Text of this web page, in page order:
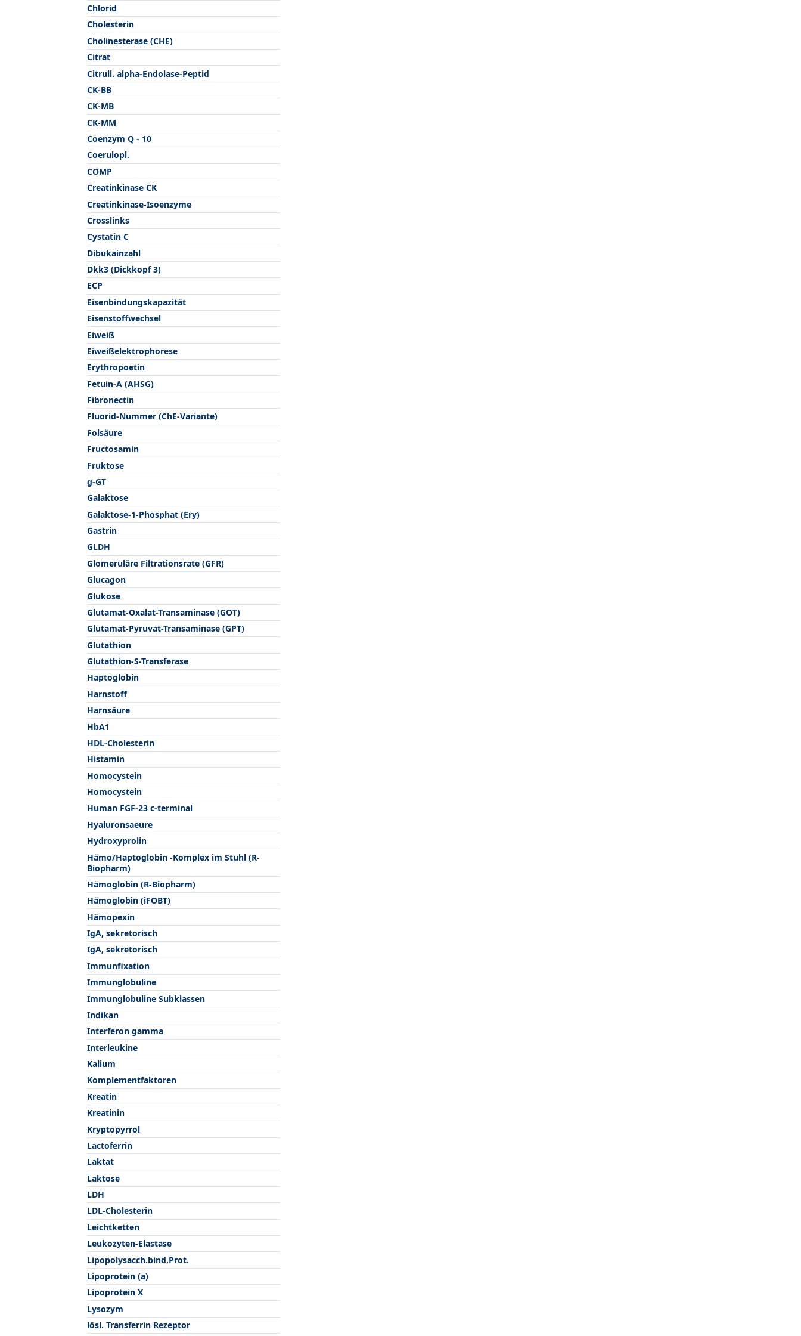
Chlorid
Cholesterin
Cholinesterase (CHE)
Citrat
Citrull. alpha-Endolase-Peptid
CK-BB
CK-MB
CK-MM
Coenzym Q - 10
Coerulopl.
COMP
Creatinkinase CK
Creatinkinase-Isoenzyme
Crosslinks
Cystatin C
Dibukainzahl
Dkk3 (Dickkopf 3)
ECP
Eisenbindungskapazität
Eisenstoffwechsel
Eiweiß
Eiweißelektrophorese
Erythropoetin
Fetuin-A (AHSG)
Fibronectin
Fluorid-Nummer (ChE-Variante)
Folsäure
Fructosamin
Fruktose
g-GT
Galaktose
Galaktose-1-Phosphat (Ery)
Gastrin
GLDH
Glomeruläre Filtrationsrate (GFR)
Glucagon
Glukose
Glutamat-Oxalat-Transaminase (GOT)
Glutamat-Pyruvat-Transaminase (GPT)
Glutathion
Glutathion-S-Transferase
Haptoglobin
Harnstoff
Harnsäure
HbA1
HDL-Cholesterin
Histamin
Homocystein
Homocystein
Human FGF-23 c-terminal
Hyaluronsaeure
Hydroxyprolin
Hämo/Haptoglobin -Komplex im Stuhl (R-
Biopharm)
Hämoglobin (R-Biopharm)
Hämoglobin (iFOBT)
Hämopexin
IgA, sekretorisch
IgA, sekretorisch
Immunfixation
Immunglobuline
Immunglobuline Subklassen
Indikan
Interferon gamma
Interleukine
Kalium
Komplementfaktoren
Kreatin
Kreatinin
Kryptopyrrol
Lactoferrin
Laktat
Laktose
LDH
LDL-Cholesterin
Leichtketten
Leukozyten-Elastase
Lipopolysacch.bind.Prot.
Lipoprotein (a)
Lipoprotein X
Lysozym
lösl. Transferrin Rezeptor